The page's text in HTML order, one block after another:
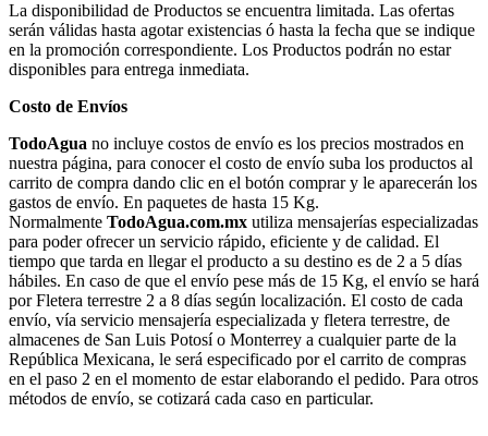
La disponibilidad de Productos se encuentra limitada. Las ofertas
serán válidas hasta agotar existencias ó hasta la fecha que se indique
en la promoción correspondiente. Los Productos podrán no estar
disponibles para entrega inmediata.
Costo de Envíos
TodoAgua no incluye costos de envío es los precios mostrados en
nuestra página, para conocer el costo de envío suba los productos al
carrito de compra dando clic en el botón comprar y le aparecerán los
gastos de envío. En paquetes de hasta 15 Kg.
Normalmente TodoAgua.com.mx utiliza mensajerías especializadas
para poder ofrecer un servicio rápido, eficiente y de calidad. El
tiempo que tarda en llegar el producto a su destino es de 2 a 5 días
hábiles. En caso de que el envío pese más de 15 Kg, el envío se hará
por Fletera terrestre 2 a 8 días según localización. El costo de cada
envío, vía servicio mensajería especializada y fletera terrestre, de
almacenes de San Luis Potosí o Monterrey a cualquier parte de la
República Mexicana, le será especificado por el carrito de compras
en el paso 2 en el momento de estar elaborando el pedido. Para otros
métodos de envío, se cotizará cada caso en particular.